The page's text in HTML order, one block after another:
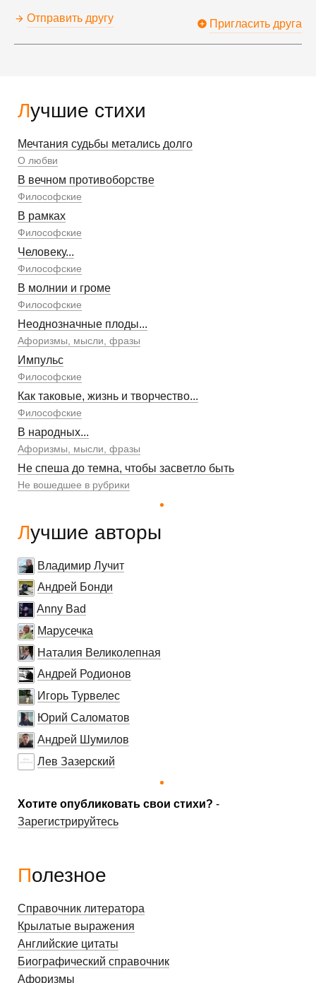
Лучшие стихи
Мечтания судьбы метались долго
О любви
В вечном противоборстве
Философские
В рамках
Философские
Человеку...
Философские
В молнии и громе
Философские
Неоднозначные плоды...
Афоризмы, мысли, фразы
Импульс
Философские
Как таковые, жизнь и творчество...
Философские
В народных...
Афоризмы, мысли, фразы
Не спеша до темна, чтобы засветло быть
Не вошедшее в рубрики
Лучшие авторы
Владимир Лучит
Андрей Бонди
Anny Bad
Марусечка
Наталия Великолепная
Андрей Родионов
Игорь Турвелес
Юрий Саломатов
Андрей Шумилов
Лев Зазерский
Хотите опубликовать свои стихи? -
Зарегистрируйтесь
Отправить другу Пригласить друга
Полезное
Справочник литератора
Крылатые выражения
Английские цитаты
Биографический справочник
Афоризмы